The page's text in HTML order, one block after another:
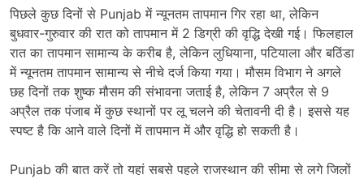
पिछले कुछ दिनों से Punjab में न्यूनतम तापमान गिर रहा था, लेकिन
बुधवार-गुरुवार की रात को तापमान में 2 डिग्री की वृद्धि देखी गई। फिलहाल
रात का तापमान सामान्य के करीब है, लेकिन लुधियाना, पटियाला और बठिंडा
में न्यूनतम तापमान सामान्य से नीचे दर्ज किया गया। मौसम विभाग ने अगले
छह दिनों तक शुष्क मौसम की संभावना जताई है, लेकिन 7 अप्रैल से 9
अप्रैल तक पंजाब में कुछ स्थानों पर लू चलने की चेतावनी दी है। इससे यह
स्पष्ट है कि आने वाले दिनों में तापमान में और वृद्धि हो सकती है।
Punjab की बात करें तो यहां सबसे पहले राजस्थान की सीमा से लगे जिलों